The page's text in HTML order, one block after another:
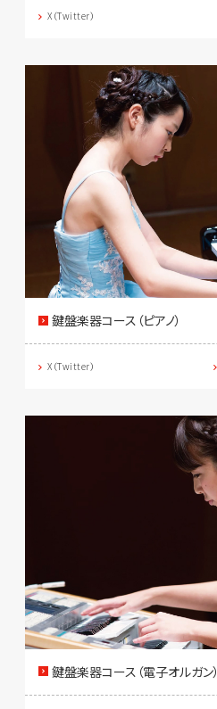
X（Twitter）
鍵盤楽器コース（ピアノ）
X（Twitter）
鍵盤楽器コース（電子オルガン）